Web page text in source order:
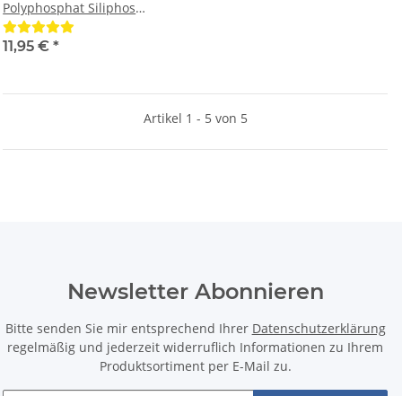
Polyphosphat Siliphos
Antiscalant AS750
Wasserfilter für Aquaristik
Waschmaschinen und zur
11,95 €*
Artikel 1 - 5 von 5
Newsletter Abonnieren
Bitte senden Sie mir entsprechend Ihrer Datenschutzerklärung
regelmäßig und jederzeit widerruflich Informationen zu Ihrem
Produktsortiment per E-Mail zu.